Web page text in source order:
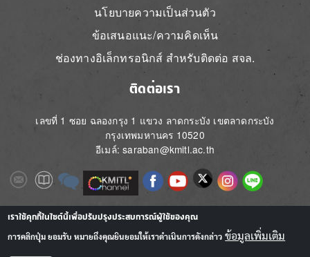
นโยบายความเป็นส่วนตัว
ข้อเสนอแนะ/ความคิดเห็น
ช่องทางอิเล็กทรอนิกส์ สำหรับติดต่อ สจล.
ติดต่อเรา
เลขที่ 1 ซอย ฉลองกรุง 1 แขวง ลาดกระบัง เขตลาดกระบัง
กรุงเทพมหานคร 10520
อีเมล์: saraban@kmitl.ac.th
ImageImageImage Image ImageImageImageImageImage
Image Image
เราใช้คุกกี้ในไซต์นี้เพื่อปรับปรุงประสบการณ์ผู้ใช้ของคุณ
การคลิกปุ่ม ยอมรับ หมายถึงคุณยินยอมให้เราดำเนินการดังกล่าว ข้อมูลเพิ่มเติม